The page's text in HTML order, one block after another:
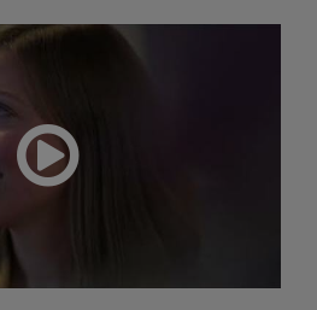
drie keer zo veel kans om MS te
dan mannen.
eerste symptomen van MS op
en vijftigste levensjaar.
staan zorg voor mensen
naar de ziekte MS centraal. Wij
MS een normaal dagelijks leven
beperkt te worden door hun MS.
door behandeling op maat. Ieder
bij hem of haar past. Lees meer